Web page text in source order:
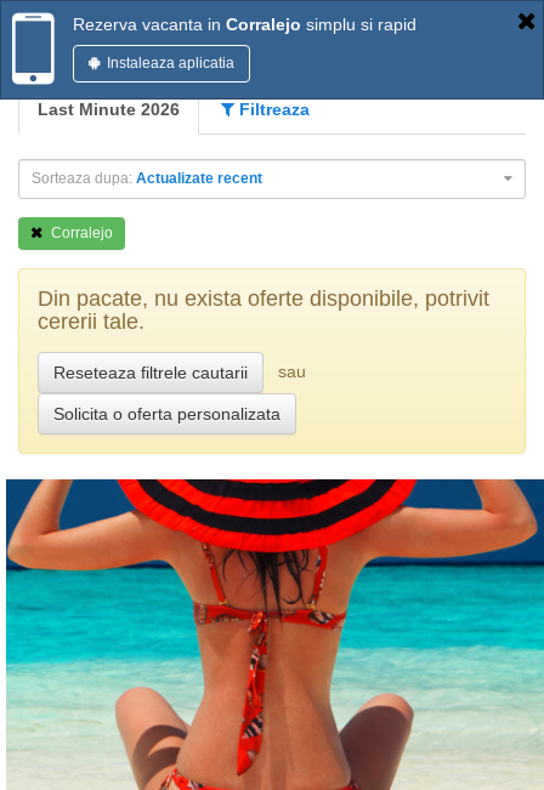
Rezerva vacanta in Corralejo simplu si rapid
Instaleaza aplicatia
Last Minute 2026 Filtreaza
Sorteaza dupa: Actualizate recent
Corralejo
Din pacate, nu exista oferte disponibile, potrivit
cererii tale.
Reseteaza filtrele cautarii sau
Solicita o oferta personalizata